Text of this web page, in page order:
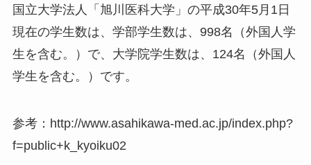
国立大学法人「旭川医科大学」の平成30年5月1日
現在の学生数は、学部学生数は、998名（外国人学
生を含む。）で、大学院学生数は、124名（外国人
学生を含む。）です。
参考：http://www.asahikawa-med.ac.jp/index.php?
f=public+k_kyoiku02